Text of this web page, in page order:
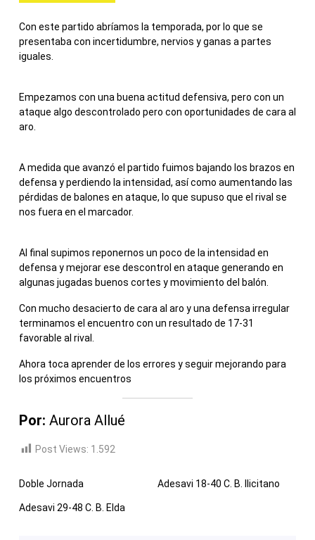
Con este partido abríamos la temporada, por lo que se
presentaba con incertidumbre, nervios y ganas a partes
iguales.
Empezamos con una buena actitud defensiva, pero con un
ataque algo descontrolado pero con oportunidades de cara al
aro.
A medida que avanzó el partido fuimos bajando los brazos en
defensa y perdiendo la intensidad, así como aumentando las
pérdidas de balones en ataque, lo que supuso que el rival se
nos fuera en el marcador.
Al final supimos reponernos un poco de la intensidad en
defensa y mejorar ese descontrol en ataque generando en
algunas jugadas buenos cortes y movimiento del balón.
Con mucho desacierto de cara al aro y una defensa irregular
terminamos el encuentro con un resultado de 17-31
favorable al rival.
Ahora toca aprender de los errores y seguir mejorando para
los próximos encuentros
Por: Aurora Allué
Post Views: 1.592
Doble Jornada Adesavi 18-40 C. B. Ilicitano
Adesavi 29-48 C. B. Elda